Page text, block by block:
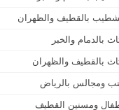
بالقطيف والظهران
بالدمام والخبر
بالقطيف والظهران
ومجالس بالرياض
ومسنين القطيف